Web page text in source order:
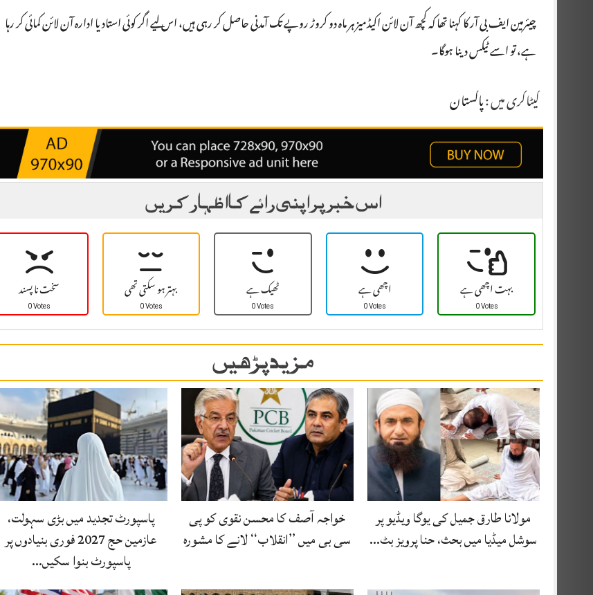
چیئرمین ایف بی آر کا کہنا تھا کہ کچھ آن لائن اکیڈمیز ہر ماہ دو کروڑ روپے تک آمدنی حاصل کر رہی ہیں، اس لیے اگر کوئی استاد یا ادارہ آن لائن کمائی کر رہا
ہے، تو اسے ٹیکس دینا ہوگا۔
کیٹاگری میں :پاکستان
اس خبر پر اپنی رائے کا اظہار کریں
سخت نا پسند
0 Votes بہتر ہو سکتی تھی
0 Votes ٹھیک ہے
0 Votes اچھی ہے
0 Votes بہت اچھی ہے
0 Votes
مزید پڑھیں
مولانا طارق جمیل کی یوگا ویڈیو پر
سوشل میڈیا میں بحث، حنا پرویز بٹ…
خواجہ آصف کا محسن نقوی کو پی
سی بی میں ’’انقلاب‘‘ لانے کا مشورہ
پاسپورٹ تجدید میں بڑی سہولت،
عازمین حج 2027 فوری بنیادوں پر
پاسپورٹ بنوا سکیں…